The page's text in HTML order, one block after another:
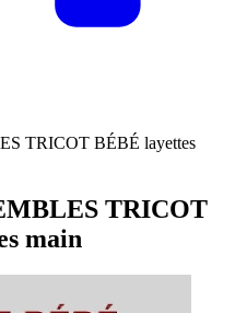
TRICOT BÉBÉ layettes
TRICOT
main